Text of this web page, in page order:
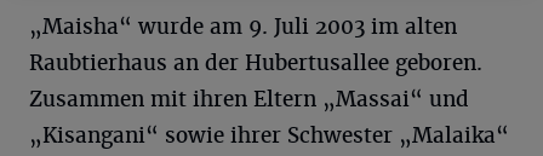
„Maisha“ wurde am 9. Juli 2003 im alten
Raubtierhaus an der Hubertusallee geboren.
Zusammen mit ihren Eltern „Massai“ und
„Kisangani“ sowie ihrer Schwester „Malaika“